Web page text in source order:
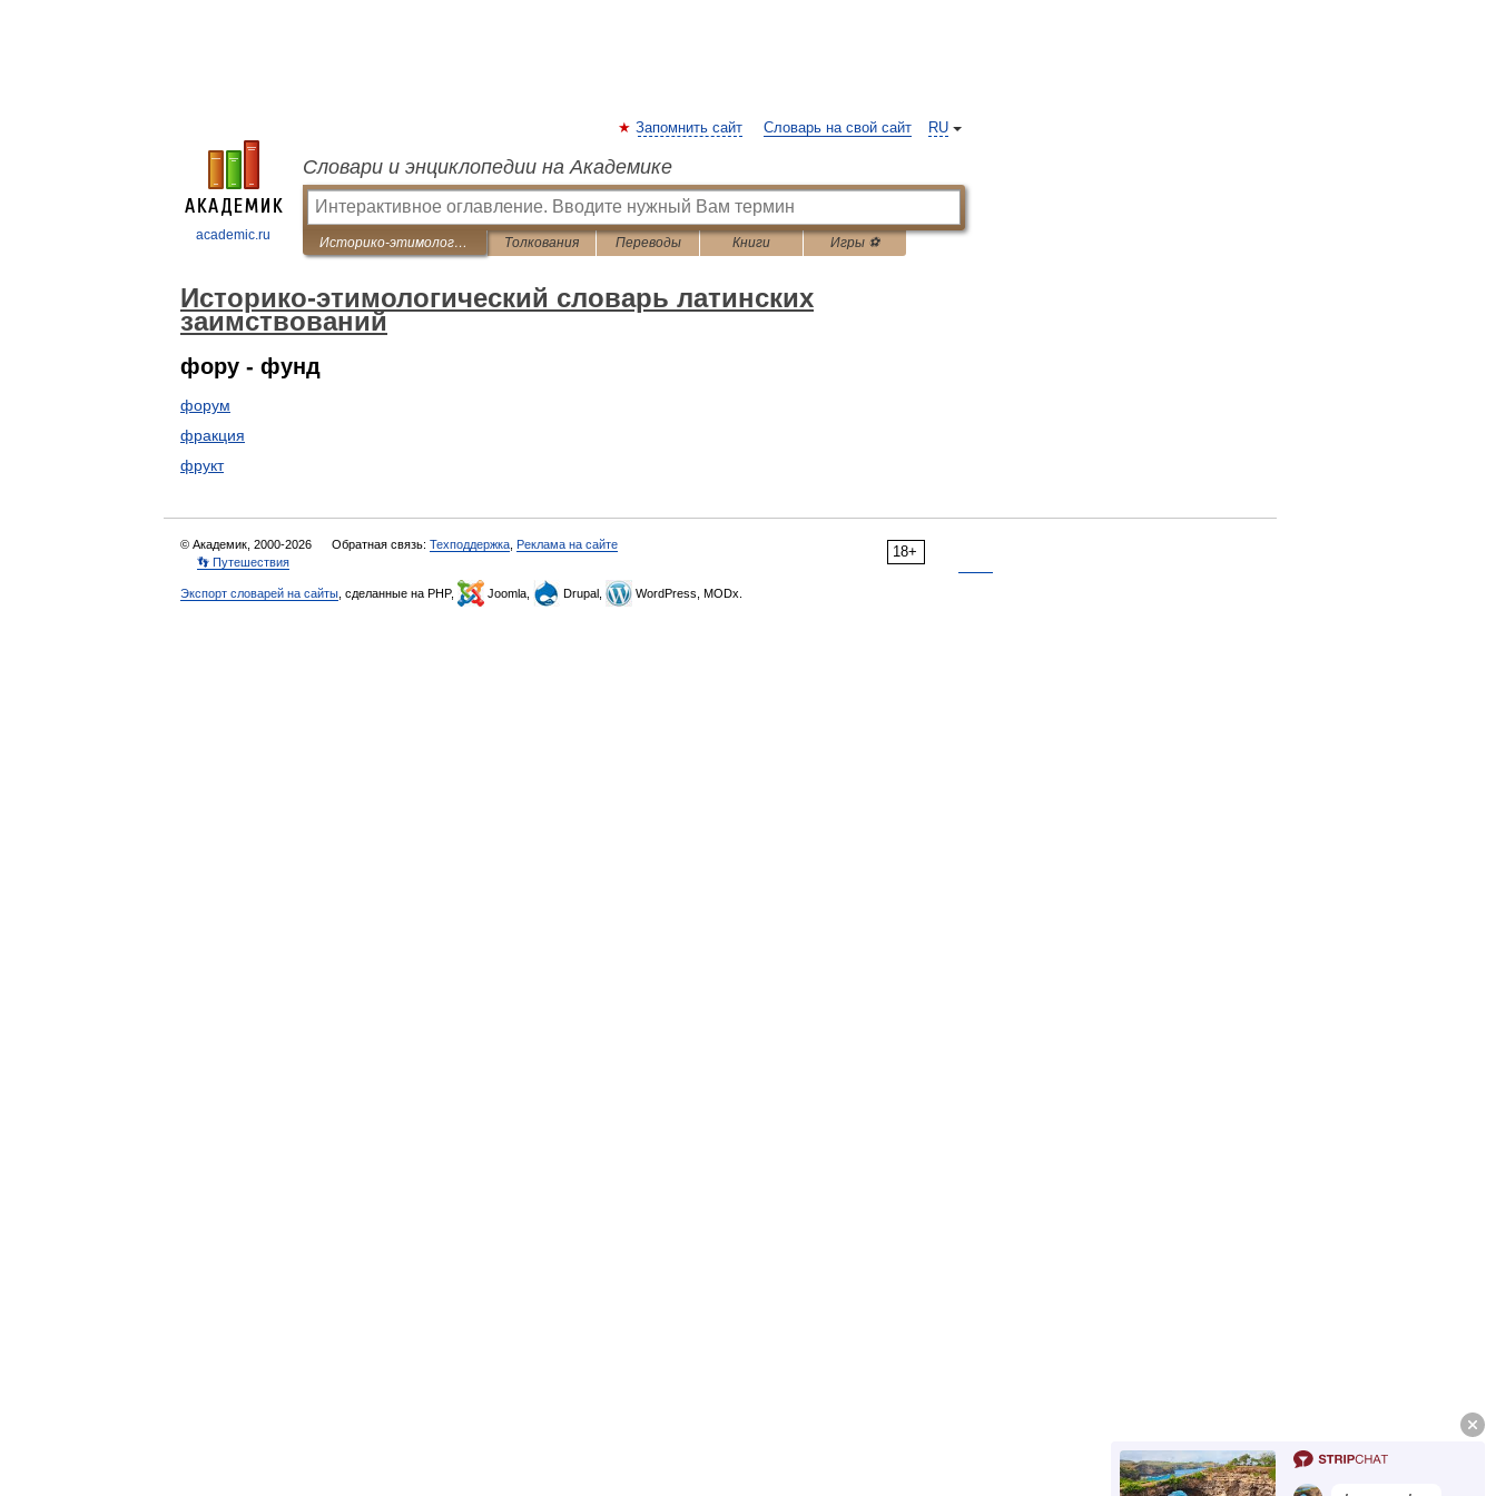
academic.ru
RU
Запомнить сайт Словарь на свой сайт
Словари и энциклопедии на Академике
Историко-этимологический словарь латинских заимствований Толкования Переводы Книги Игры ⚽
Историко-этимологический словарь латинских
заимствований
фору - фунд
форум
фракция
фрукт
18+
© Академик, 2000-2026 Обратная связь: Техподдержка Реклама на сайте
👣 Путешествия
Экспорт словарей на сайты , сделанные на PHP, Joomla, Drupal, WordPress, MODx.